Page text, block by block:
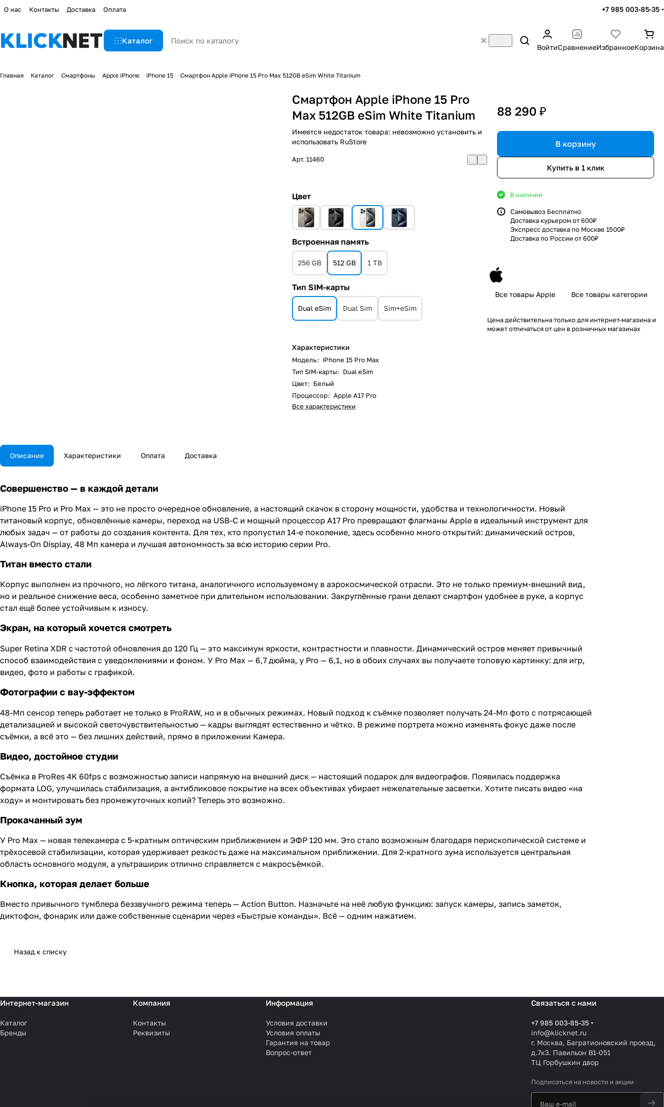
О нас Контакты Доставка Оплата +7 985 003-85-35
Каталог
ВойтиСравнениеИзбранноеКорзина
Главная Каталог Смартфоны Apple iPhone iPhone 15 Смартфон Apple iPhone 15 Pro Max 512GB eSim White Titanium
Смартфон Apple iPhone 15 Pro
Max 512GB eSim White Titanium
Имеется недостаток товара: невозможно установить и
использовать RuStore
Арт.11460
Цвет
Встроенная память
256 GB 512 GB 1 TB
Тип SIM-карты
Dual eSim Dual Sim Sim+eSim
Характеристики
Модель: iPhone 15 Pro Max
Тип SIM-карты: Dual eSim
Цвет: Белый
Процессор: Apple A17 Pro
Все характеристики
88 290 ₽
В корзину
Купить в 1 клик
В наличии
Самовывоз Бесплатно
Доставка курьером от 600₽
Экспресс доставка по Москве 1500₽
Доставка по России от 600₽
Все товары Apple Все товары категории
Цена действительна только для интернет-магазина и
может отличаться от цен в розничных магазинах
Описание Характеристики Оплата Доставка
Совершенство — в каждой детали
iPhone 15 Pro и Pro Max — это не просто очередное обновление, а настоящий скачок в сторону мощности, удобства и технологичности. Новый
титановый корпус, обновлённые камеры, переход на USB-C и мощный процессор A17 Pro превращают флагманы Apple в идеальный инструмент для
любых задач — от работы до создания контента. Для тех, кто пропустил 14-е поколение, здесь особенно много открытий: динамический остров,
Always-On Display, 48 Мп камера и лучшая автономность за всю историю серии Pro.
Титан вместо стали
Корпус выполнен из прочного, но лёгкого титана, аналогичного используемому в аэрокосмической отрасли. Это не только премиум-внешний вид,
но и реальное снижение веса, особенно заметное при длительном использовании. Закруглённые грани делают смартфон удобнее в руке, а корпус
стал ещё более устойчивым к износу.
Экран, на который хочется смотреть
Super Retina XDR с частотой обновления до 120 Гц — это максимум яркости, контрастности и плавности. Динамический остров меняет привычный
способ взаимодействия с уведомлениями и фоном. У Pro Max — 6,7 дюйма, у Pro — 6,1, но в обоих случаях вы получаете топовую картинку: для игр,
видео, фото и работы с графикой.
Фотографии с вау-эффектом
48-Мп сенсор теперь работает не только в ProRAW, но и в обычных режимах. Новый подход к съёмке позволяет получать 24-Мп фото с потрясающей
детализацией и высокой светочувствительностью — кадры выглядят естественно и чётко. В режиме портрета можно изменять фокус даже после
съёмки, а всё это — без лишних действий, прямо в приложении Камера.
Видео, достойное студии
Съёмка в ProRes 4K 60fps с возможностью записи напрямую на внешний диск — настоящий подарок для видеографов. Появилась поддержка
формата LOG, улучшилась стабилизация, а антибликовое покрытие на всех объективах убирает нежелательные засветки. Хотите писать видео «на
ходу» и монтировать без промежуточных копий? Теперь это возможно.
Прокачанный зум
У Pro Max — новая телекамера с 5-кратным оптическим приближением и ЭФР 120 мм. Это стало возможным благодаря перископической системе и
трёхосевой стабилизации, которая удерживает резкость даже на максимальном приближении. Для 2-кратного зума используется центральная
область основного модуля, а ультраширик отлично справляется с макросъёмкой.
Кнопка, которая делает больше
Вместо привычного тумблера беззвучного режима теперь — Action Button. Назначьте на неё любую функцию: запуск камеры, запись заметок,
диктофон, фонарик или даже собственные сценарии через «Быстрые команды». Всё — одним нажатием.
Назад к списку
Интернет-магазин
Каталог
Бренды
Компания
Контакты
Реквизиты
Информация
Условия доставки
Условия оплаты
Гарантия на товар
Вопрос-ответ
Связаться с нами
+7 985 003-85-35
info@klicknet.ru
г. Москва, Багратионовский проезд,
д.7к3. Павильон B1-051
ТЦ Горбушкин двор
Подписаться на новости и акции